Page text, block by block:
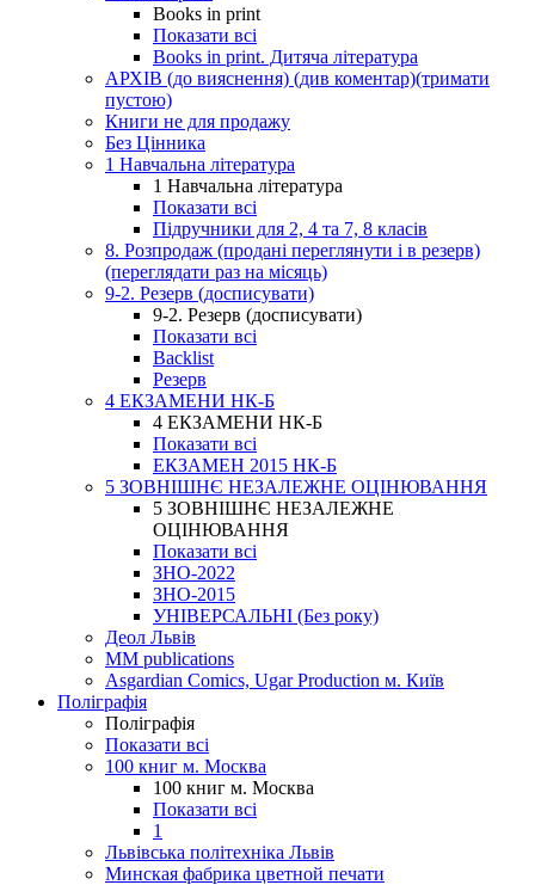
Books in print
Показати всі
Books in print. Дитяча література
АРХІВ (до вияснення) (див коментар)(тримати
пустою)
Книги не для продажу
Без Цінника
1 Навчальна література
1 Навчальна література
Показати всі
Підручники для 2, 4 та 7, 8 класів
8. Розпродаж (продані переглянути і в резерв)
(переглядати раз на місяць)
9-2. Резерв (досписувати)
9-2. Резерв (досписувати)
Показати всі
Backlist
Резерв
4 ЕКЗАМЕНИ НК-Б
4 ЕКЗАМЕНИ НК-Б
Показати всі
ЕКЗАМЕН 2015 НК-Б
5 ЗОВНІШНЄ НЕЗАЛЕЖНЕ ОЦІНЮВАННЯ
5 ЗОВНІШНЄ НЕЗАЛЕЖНЕ
ОЦІНЮВАННЯ
Показати всі
ЗНО-2022
ЗНО-2015
УНІВЕРСАЛЬНІ (Без року)
Деол Львів
MM publications
Asgardian Comics, Ugar Production м. Київ
Поліграфія
Поліграфія
Показати всі
100 книг м. Москва
100 книг м. Москва
Показати всі
1
Львівська політехніка Львів
Минская фабрика цветной печати